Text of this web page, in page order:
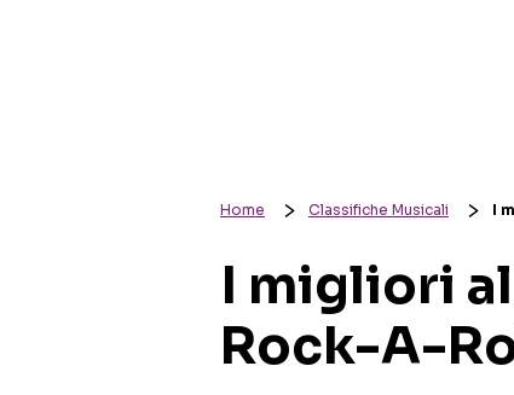
Home Classifiche Musicali I
I migliori
Rock-A-